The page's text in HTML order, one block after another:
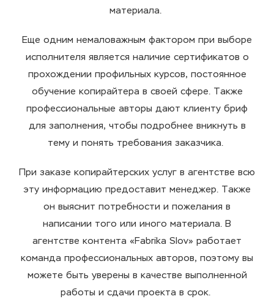
материала.
Еще одним немаловажным фактором при выборе
исполнителя является наличие сертификатов о
прохождении профильных курсов, постоянное
обучение копирайтера в своей сфере. Также
профессиональные авторы дают клиенту бриф
для заполнения, чтобы подробнее вникнуть в
тему и понять требования заказчика.
При заказе копирайтерских услуг в агентстве всю
эту информацию предоставит менеджер. Также
он выяснит потребности и пожелания в
написании того или иного материала. В
агентстве контента «Fabrika Slov» работает
команда профессиональных авторов, поэтому вы
можете быть уверены в качестве выполненной
работы и сдачи проекта в срок.